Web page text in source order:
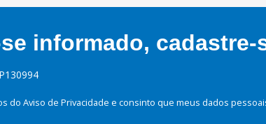
informado, cadastre-
do Aviso de Privacidade e consinto que meus dados